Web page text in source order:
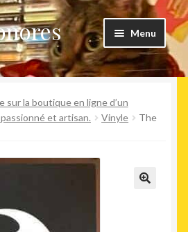
Menu
le
sur la boutique en ligne d’un
et artisan.
Vinyle
The